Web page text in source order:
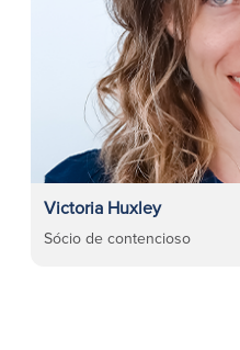
Victoria Huxley
Sócio de contencioso